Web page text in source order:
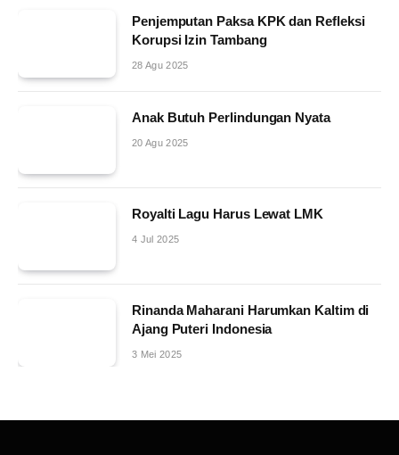
Penjemputan Paksa KPK dan Refleksi
Korupsi Izin Tambang
28 Agu 2025
Anak Butuh Perlindungan Nyata
20 Agu 2025
Royalti Lagu Harus Lewat LMK
4 Jul 2025
Rinanda Maharani Harumkan Kaltim di
Ajang Puteri Indonesia
3 Mei 2025